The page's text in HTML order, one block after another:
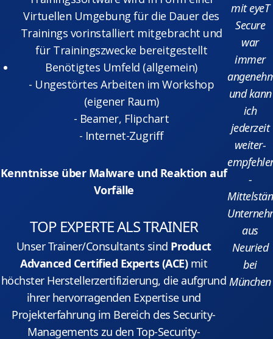
Virtuellen Umgebung für die Dauer des
Trainings vorinstalliert mitgebracht und
für Trainingszwecke bereitgestellt
Benötigtes Umfeld (allgemein)
- Ungestörtes Arbeiten im Workshop
(eigener Raum)
- Beamer, Flipchart
- Internet-Zugriff
Kenntnisse über Malware und Reaktion auf
Vorfälle
TOP EXPERTE ALS TRAINER
Unser Trainer/Consultants sind Product
Advanced Certified Experts (ACE)mit
höchster Herstellerzertifizierung, die aufgrund
ihrer hervorragenden Expertise und
Projekterfahrung im Bereich des Security-
Managements zu den Top-Security-
mit eyeT
Secure
war
immer
und kann
ich
jederzeit
weiter-
-
aus
Neuried
bei
München